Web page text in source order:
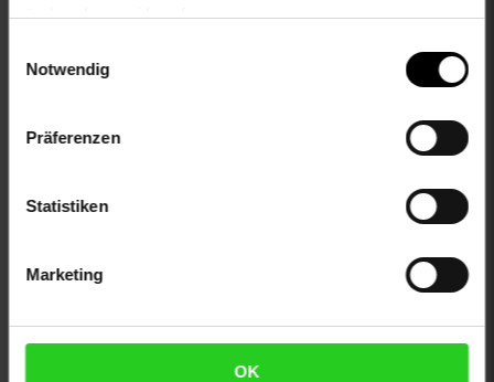
ändern bzw. widerrufen.
Notwendig
Präferenzen
Statistiken
Marketing
OK
proftextilpflege: Keine chemische Reinigung möglich
sleeve_material: 100% not_applicable
zweites-aussenmaterial: 100% not_applicable
limango-size: 98
Artikelnummer: 2880578011